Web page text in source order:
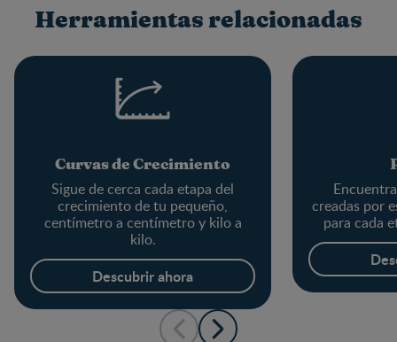
Herramientas relacionadas
Curvas de Crecimiento
Sigue de cerca cada etapa del
crecimiento de tu pequeño,
centímetro a centímetro y kilo a
kilo.
Descubrir ahora
creadas por
para cada